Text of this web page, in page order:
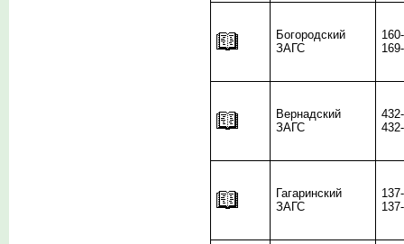
Богородский
ЗАГС
Вернадский
ЗАГС
Гагаринский
ЗАГС